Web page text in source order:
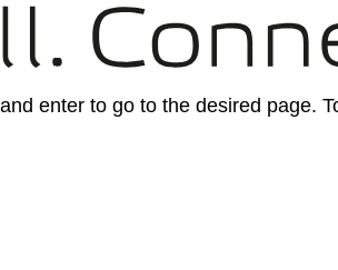
enter to go to the desired page.